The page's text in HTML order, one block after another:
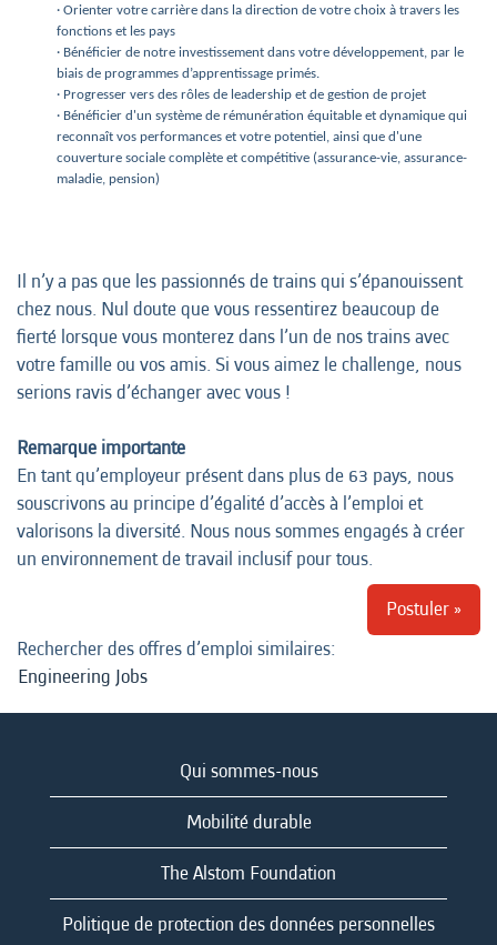
· Orienter votre carrière dans la direction de votre choix à travers les
fonctions et les pays
· Bénéficier de notre investissement dans votre développement, par le
biais de programmes d’apprentissage primés.
· Progresser vers des rôles de leadership et de gestion de projet
· Bénéficier d'un système de rémunération équitable et dynamique qui
reconnaît vos performances et votre potentiel, ainsi que d'une
couverture sociale complète et compétitive (assurance-vie, assurance-
maladie, pension)
Il n’y a pas que les passionnés de trains qui s’épanouissent
chez nous. Nul doute que vous ressentirez beaucoup de
fierté lorsque vous monterez dans l’un de nos trains avec
votre famille ou vos amis. Si vous aimez le challenge, nous
serions ravis d’échanger avec vous !
Remarque importante
En tant qu’employeur présent dans plus de 63 pays, nous
souscrivons au principe d’égalité d’accès à l’emploi et
valorisons la diversité. Nous nous sommes engagés à créer
un environnement de travail inclusif pour tous.
Postuler »
Rechercher des offres d’emploi similaires:
Engineering Jobs
Qui sommes-nous
Mobilité durable
The Alstom Foundation
Politique de protection des données personnelles